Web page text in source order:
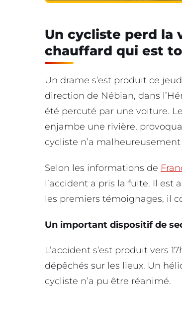
Un cycliste perd la
chauffard qui est
Un drame s’est produit ce
direction de Nébian, dans
été percuté par une voiture.
enjambe une rivière,
cycliste n’a
Selon les informations de
l’accident a pris la fuite. Il est
les premiers témoignages, il
Un important dispositif de
L’accident s’est produit vers
dépêchés sur les lieux. Un
cycliste n’a pu être réanimé.